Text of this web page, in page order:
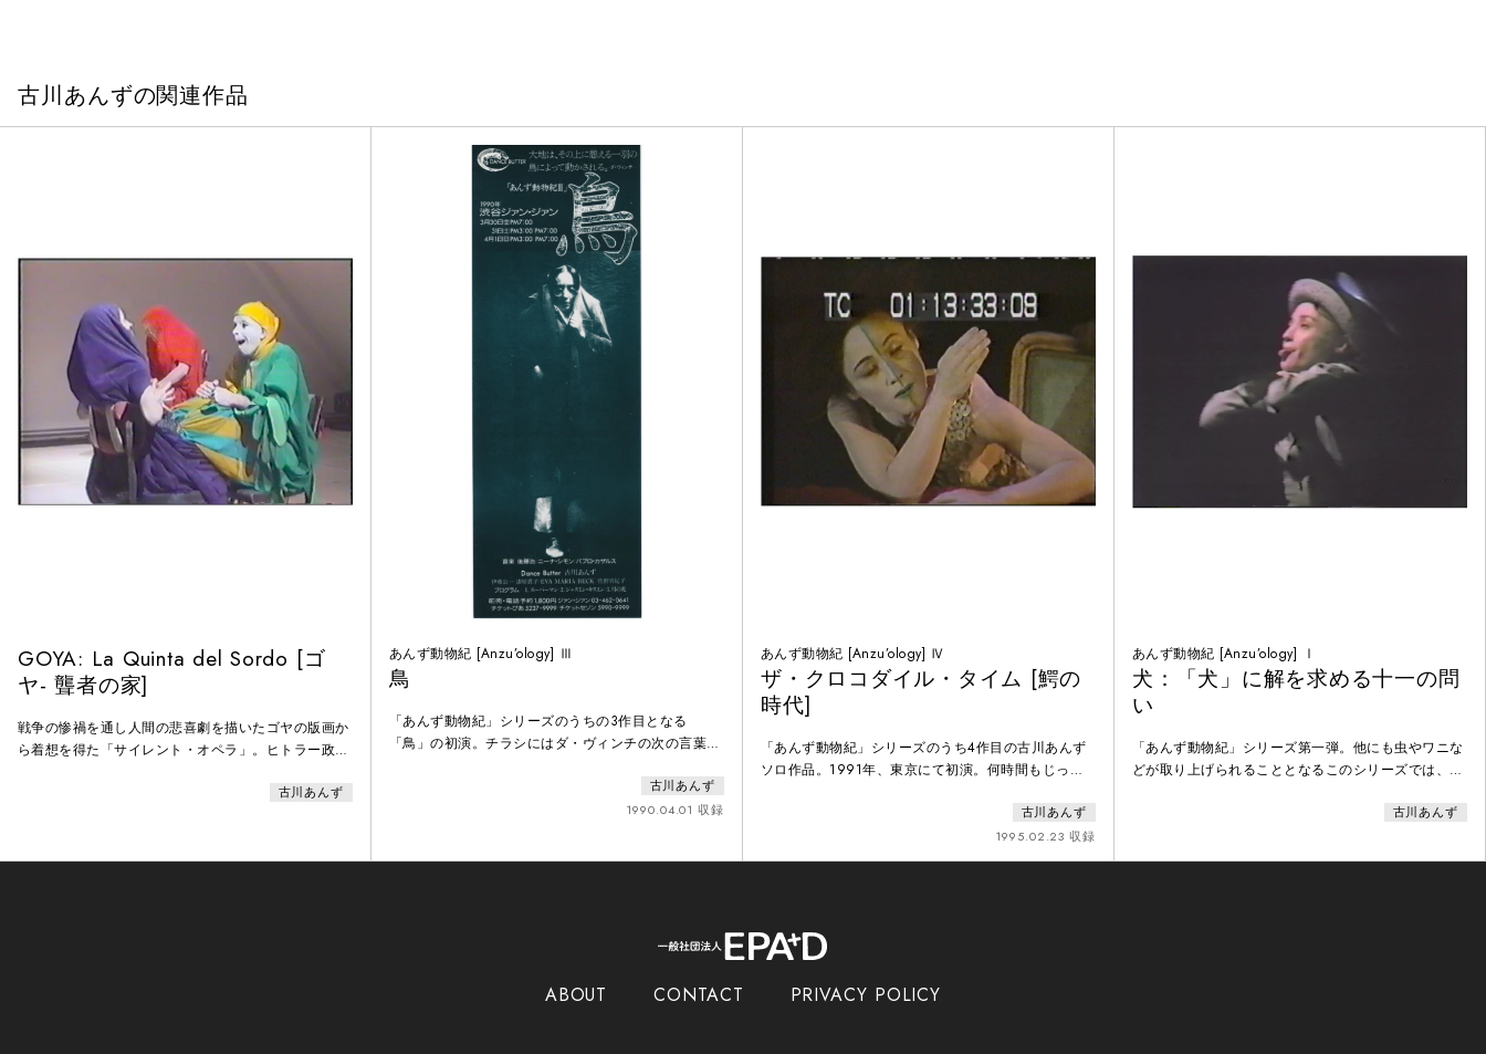
古川あんずの関連作品
GOYA: La Quinta del Sordo [ゴ
ヤ- 聾者の家]
戦争の惨禍を通し人間の悲喜劇を描いたゴヤの版画か
ら着想を得た「サイレント・オペラ」。ヒトラー政権
「Different Trains」が使用され、踊り手達は椅子に縛
が必要だと古川が指摘している。Act 1：朝（使用
古川あんず
あんず動物紀 [Anzu’ology] Ⅲ
鳥
「あんず動物紀」シリーズのうちの3作目となる
「鳥」の初演。チラシにはダ・ヴィンチの次の言葉が
によって動かされる。」プログラム： １．スーパー
マン / ２．ジャスミン・キスミン / ３．月の兎
古川あんず
1990.04.01 収録
あんず動物紀 [Anzu’ology] Ⅳ
ザ・クロコダイル・タイム [鰐の
時代]
「あんず動物紀」シリーズのうち4作目の古川あんず
ソロ作品。1991年、東京にて初演。何時間もじっと
を得て制作された。古川によると、ワニの時間は始ま
りも終わりもない。顔が赤くなるまで呼吸を止めてみ
ると、その時間が味わえるという。初演時のプログラ
古川あんず
1995.02.23 収録
あんず動物紀 [Anzu’ology] Ⅰ
犬：「犬」に解を求める十一の問
い
「あんず動物紀」シリーズ第一弾。他にも虫やワニな
どが取り上げられることとなるこのシリーズでは、
される」動物たちの声を作品化している。1987年フ
地は やはりあの居心地のよい火の焚かれた部屋。ま
古川あんず
ABOUT CONTACT PRIVACY POLICY